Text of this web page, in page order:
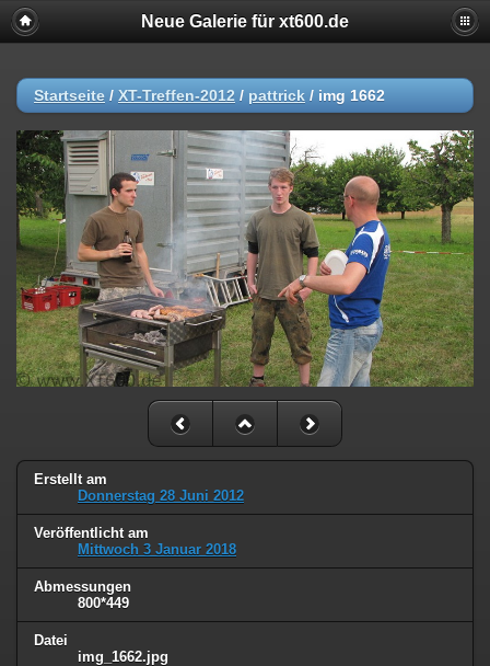
Neue Galerie für xt600.de
Startseite / XT-Treffen-2012 / pattrick / img 1662
Erstellt am
Donnerstag 28 Juni 2012
Veröffentlicht am
Mittwoch 3 Januar 2018
Abmessungen
800*449
Datei
img_1662.jpg